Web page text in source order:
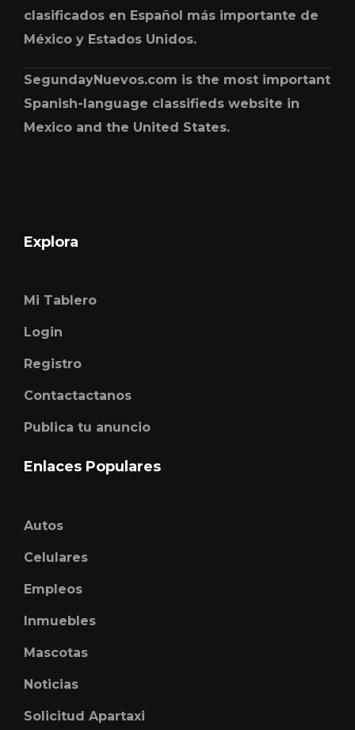
clasificados en Español más importante de
México y Estados Unidos.
SegundayNuevos.com is the most important
Spanish-language classifieds website in
Mexico and the United States.
Explora
Mi Tablero
Login
Registro
Contactactanos
Publica tu anuncio
Enlaces Populares
Autos
Celulares
Empleos
Inmuebles
Mascotas
Noticias
Solicitud Apartaxi